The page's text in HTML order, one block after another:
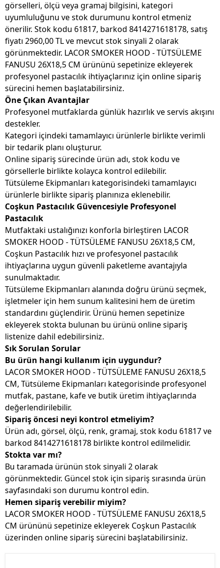
görselleri, ölçü veya gramaj bilgisini, kategori
uyumluluğunu ve stok durumunu kontrol etmeniz
önerilir. Stok kodu 61817, barkod 8414271618178, satış
fiyatı 2960,00 TL ve mevcut stok sinyali 2 olarak
görünmektedir. LACOR SMOKER HOOD - TÜTSÜLEME
FANUSU 26X18,5 CM ürününü sepetinize ekleyerek
profesyonel pastacılık ihtiyaçlarınız için online sipariş
sürecini hemen başlatabilirsiniz.
Öne Çıkan Avantajlar
Profesyonel mutfaklarda günlük hazırlık ve servis akışını
destekler.
Kategori içindeki tamamlayıcı ürünlerle birlikte verimli
bir tedarik planı oluşturur.
Online sipariş sürecinde ürün adı, stok kodu ve
görsellerle birlikte kolayca kontrol edilebilir.
Tütsüleme Ekipmanları kategorisindeki tamamlayıcı
ürünlerle birlikte sipariş planınıza eklenebilir.
Coşkun Pastacılık Güvencesiyle Profesyonel
Pastacılık
Mutfaktaki ustalığınızı konforla birleştiren LACOR
SMOKER HOOD - TÜTSÜLEME FANUSU 26X18,5 CM,
Coşkun Pastacılık hızı ve profesyonel pastacılık
ihtiyaçlarına uygun güvenli paketleme avantajıyla
sunulmaktadır.
Tütsüleme Ekipmanları alanında doğru ürünü seçmek,
işletmeler için hem sunum kalitesini hem de üretim
standardını güçlendirir. Ürünü hemen sepetinize
ekleyerek stokta bulunan bu ürünü online sipariş
listenize dahil edebilirsiniz.
Sık Sorulan Sorular
Bu ürün hangi kullanım için uygundur?
LACOR SMOKER HOOD - TÜTSÜLEME FANUSU 26X18,5
CM, Tütsüleme Ekipmanları kategorisinde profesyonel
mutfak, pastane, kafe ve butik üretim ihtiyaçlarında
değerlendirilebilir.
Sipariş öncesi neyi kontrol etmeliyim?
Ürün adı, görsel, ölçü, renk, gramaj, stok kodu 61817 ve
barkod 8414271618178 birlikte kontrol edilmelidir.
Stokta var mı?
Bu taramada ürünün stok sinyali 2 olarak
görünmektedir. Güncel stok için sipariş sırasında ürün
sayfasındaki son durumu kontrol edin.
Hemen sipariş verebilir miyim?
LACOR SMOKER HOOD - TÜTSÜLEME FANUSU 26X18,5
CM ürününü sepetinize ekleyerek Coşkun Pastacılık
üzerinden online sipariş sürecini başlatabilirsiniz.